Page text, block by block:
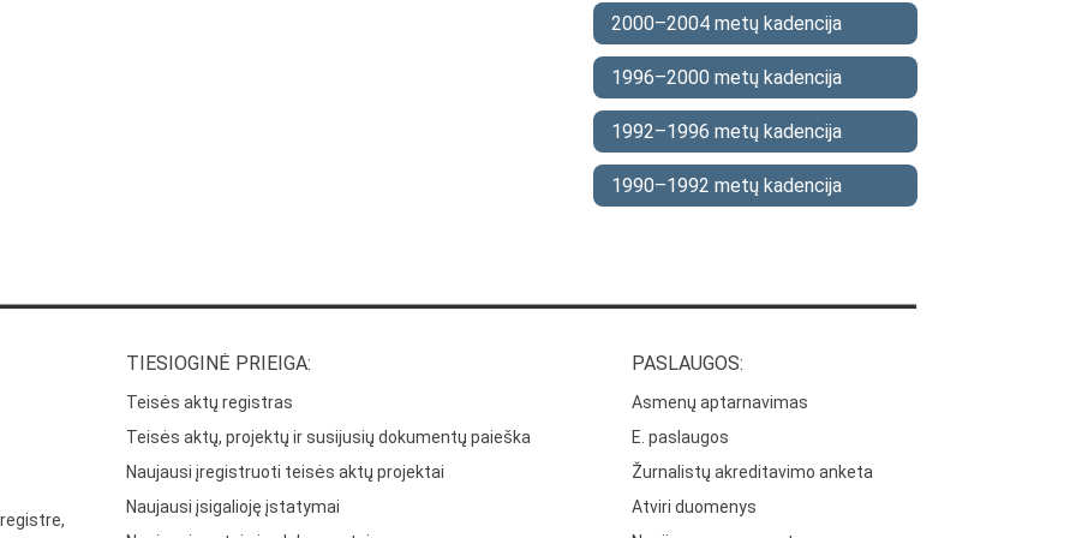
2000–2004 metų kadencija
1996–2000 metų kadencija
1992–1996 metų kadencija
1990–1992 metų kadencija
TIESIOGINĖ PRIEIGA:
Teisės aktų registras
Teisės aktų, projektų ir susijusių dokumentų paieška
Naujausi įregistruoti teisės aktų projektai
Naujausi įsigalioję įstatymai
PASLAUGOS:
Asmenų aptarnavimas
E. paslaugos
Žurnalistų akreditavimo anketa
Atviri duomenys